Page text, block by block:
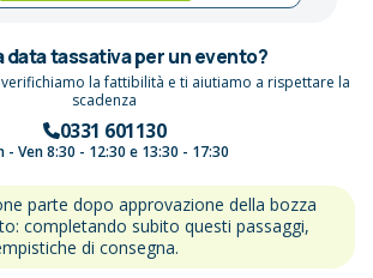
data tassativa per un evento?
la fattibilità e ti aiutiamo a rispettare la
scadenza
0331 601130
- Ven 8:30 - 12:30 e 13:30 - 17:30
parte dopo approvazione della bozza
completando subito questi passaggi,
di consegna.